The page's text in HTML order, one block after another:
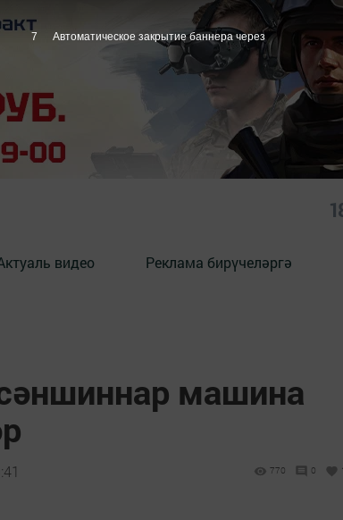
видео Реклама бирүчеләргә
машина
770 0
6 Автоматическое закрытие баннера через